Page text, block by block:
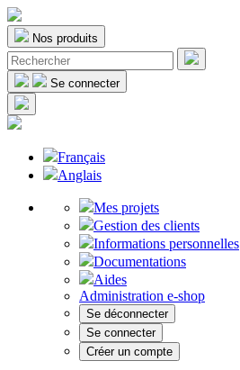
Nos produits
Se connecter
Français
Anglais
Mes projets
Gestion des clients
Informations personnelles
Documentations
Aides
Administration e-shop
Se déconnecter
Se connecter
Créer un compte